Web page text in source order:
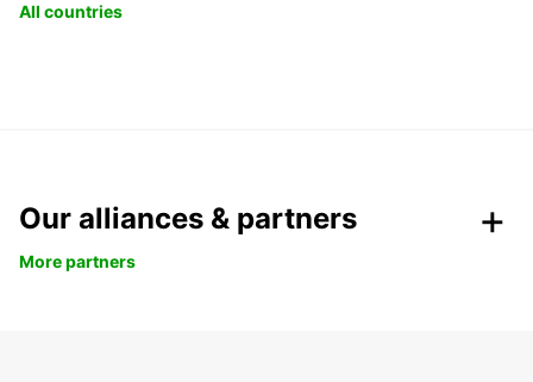
All countries
Our alliances & partners
More partners